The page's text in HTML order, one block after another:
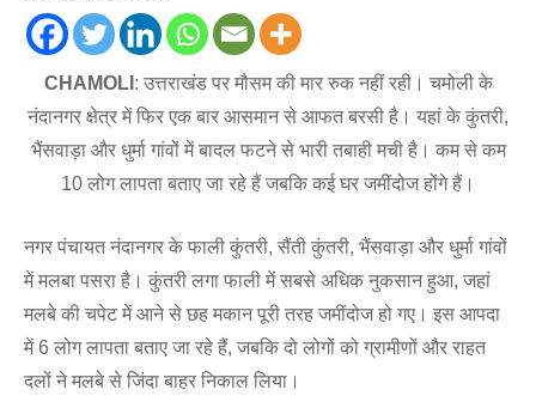
CHAMOLI : उत्तराखंड पर मौसम की मार रुक नहीं रही। चमोली के
नंदानगर क्षेत्र में फिर एक बार आसमान से आफत बरसी है। यहां के कुंतरी,
भैंसवाड़ा और धुर्मा गांवों में बादल फटने से भारी तबाही मची है। कम से कम
10 लोग लापता बताए जा रहे हैं जबकि कई घर जमींदोज होंगे हैं।
नगर पंचायत नंदानगर के फाली कुंतरी, सैंती कुंतरी, भैंसवाड़ा और धुर्मा गांवों
में मलबा पसरा है। कुंतरी लगा फाली में सबसे अधिक नुकसान हुआ, जहां
मलबे की चपेट में आने से छह मकान पूरी तरह जमींदोज हो गए। इस आपदा
में 6 लोग लापता बताए जा रहे हैं, जबकि दो लोगों को ग्रामीणों और राहत
दलों ने मलबे से जिंदा बाहर निकाल लिया।